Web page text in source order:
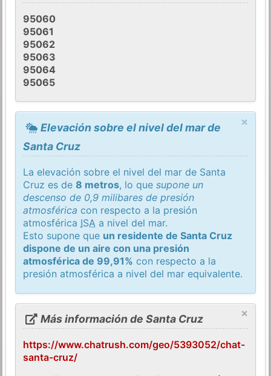
95060
95061
95062
95063
95064
95065
×
Elevación sobre el nivel del mar de
Santa Cruz
La elevación sobre el nivel del mar de Santa
Cruz es de8 metros, lo quesupone un
descenso de 0,9 milibares de presión
atmosférica con respecto a la presión
atmosférica ISA a nivel del mar.
Esto supone que un residente de Santa Cruz
dispone de un aire con una presión
atmosférica de 99,91% con respecto a la
presión atmosférica a nivel del mar equivalente.
×
Más información de Santa Cruz
https://www.chatrush.com/geo/5393052/chat-
santa-cruz/